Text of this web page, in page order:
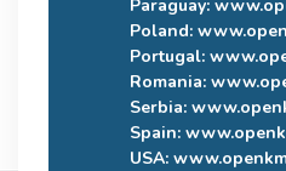
Paraguay:
Poland:
Portugal:
Romania:
Serbia:
Spain:
USA: